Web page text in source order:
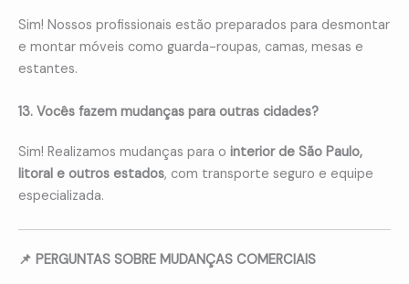
Sim! Nossos profissionais estão preparados para desmontar
e montar móveis como guarda-roupas, camas, mesas e
estantes.
13. Vocês fazem mudanças para outras cidades?
Sim! Realizamos mudanças para o interior de São Paulo,
litoral e outros estados, com transporte seguro e equipe
especializada.
📌 PERGUNTAS SOBRE MUDANÇAS COMERCIAIS